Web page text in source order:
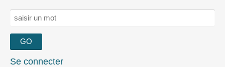
Rechercher :
Se connecter